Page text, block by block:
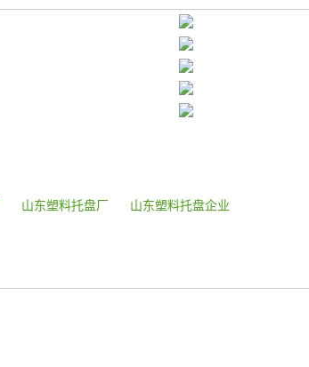
山东塑料托盘厂 山东塑料托盘企业